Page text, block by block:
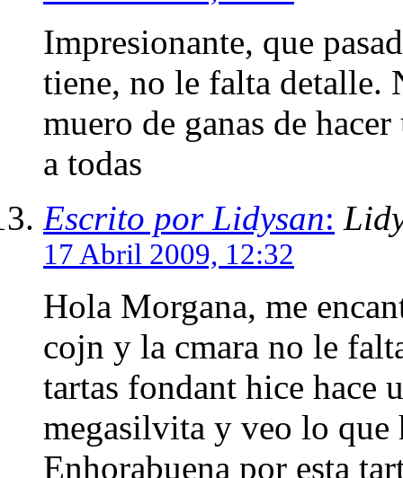
Impresionante, que
tiene, no le falta detalle.
muero de ganas de
a todas
Escrito por Lidysan:
17 Abril 2009, 12:32
Hola Morgana, me
cojn y la cmara no le
tartas fondant hice hace
megasilvita y veo lo que
Enhorabuena por esta